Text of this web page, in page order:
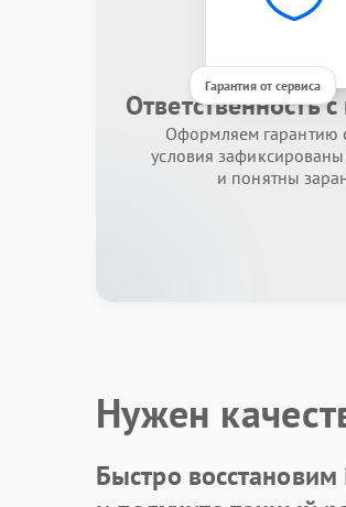
Гарантия от сервиса
Ответственность
Оформляем гарантию
условия
и понятны
Нужен
Быстро